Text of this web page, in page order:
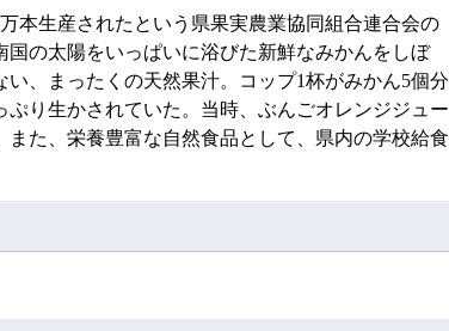
本生産されたという県果実農業協同組合連合会の
の太陽をいっぱいに浴びた新鮮なみかんをしぼ
、まったくの天然果汁。コップ1杯がみかん5個分
り生かされていた。当時、ぶんごオレンジジュー
た、栄養豊富な自然食品として、県内の学校給食